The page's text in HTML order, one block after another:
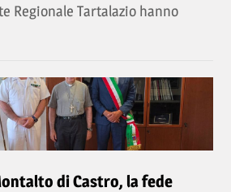
Regionale Tartalazio hanno
di Castro, la fede